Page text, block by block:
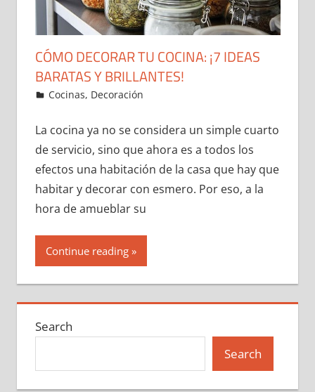
CÓMO DECORAR TU COCINA: ¡7 IDEAS
BARATAS Y BRILLANTES!
25 de December de 2021
ideas2021
Cocinas, Decoración
La cocina ya no se considera un simple cuarto
de servicio, sino que ahora es a todos los
efectos una habitación de la casa que hay que
habitar y decorar con esmero. Por eso, a la
hora de amueblar su
Continue reading
Search
Search